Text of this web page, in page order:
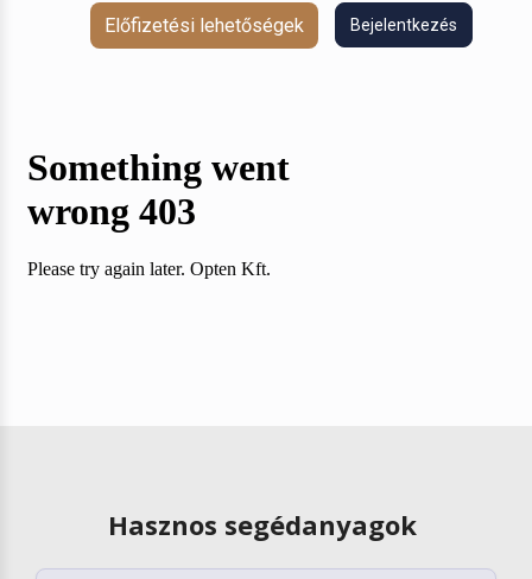
Előfizetési lehetőségek Bejelentkezés
Hasznos segédanyagok